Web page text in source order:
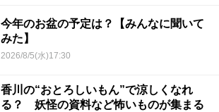
今年のお盆の予定は？【みんなに聞いて
みた】
2026/8/5(水)17:30
香川の“おとろしいもん”で涼しくなれ
る？ 妖怪の資料など怖いものが集まる